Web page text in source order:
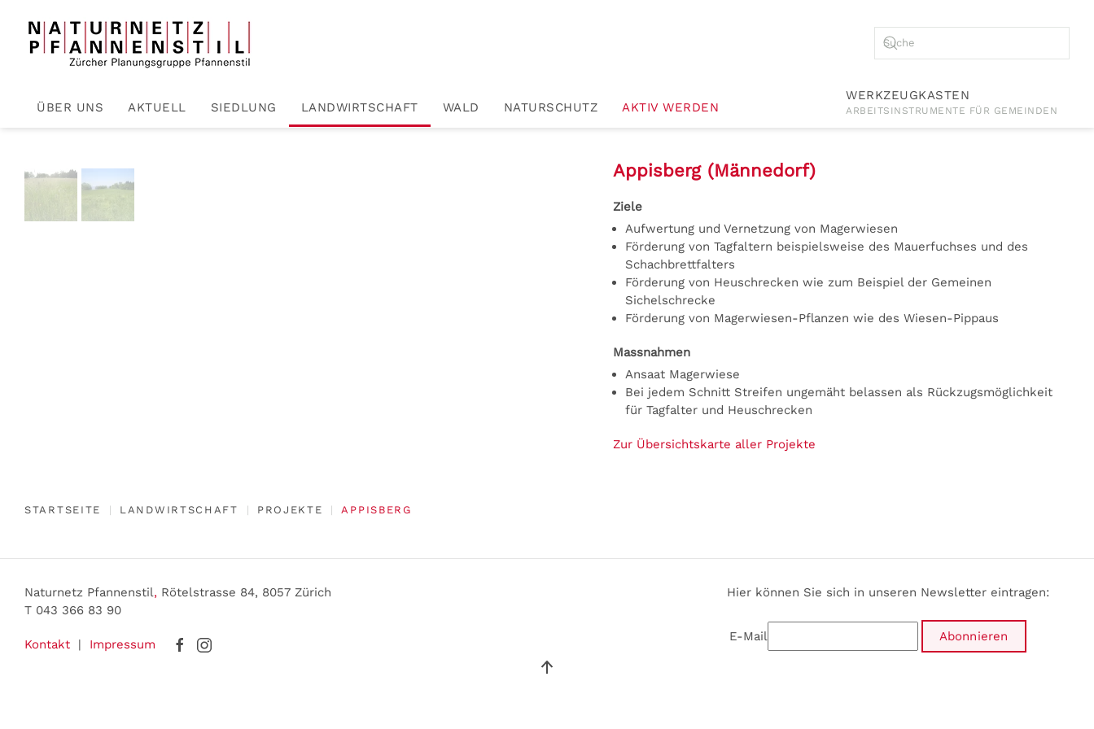
Zum Hauptinhalt springen
ÜBER UNS AKTUELL SIEDLUNG LANDWIRTSCHAFT WALD NATURSCHUTZ AKTIV WERDEN
WERKZEUGKASTEN
ARBEITSINSTRUMENTE FÜR GEMEINDEN
Appisberg (Männedorf)
Ziele
Aufwertung und Vernetzung von Magerwiesen
Förderung von Tagfaltern beispielsweise des Mauerfuchses und des
Schachbrettfalters
Förderung von Heuschrecken wie zum Beispiel der Gemeinen
Sichelschrecke
Förderung von Magerwiesen-Pflanzen wie des Wiesen-Pippaus
Massnahmen
Ansaat Magerwiese
Bei jedem Schnitt Streifen ungemäht belassen als Rückzugsmöglichkeit
für Tagfalter und Heuschrecken
Zur Übersichtskarte aller Projekte
STARTSEITE LANDWIRTSCHAFT PROJEKTE APPISBERG
Naturnetz Pfannenstil, Rötelstrasse 84, 8057 Zürich
T 043 366 83 90
Kontakt | Impressum
Hier können Sie sich in unseren Newsletter eintragen:
E-Mail Abonnieren